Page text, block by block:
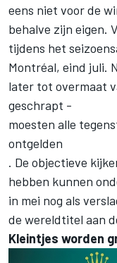
eens niet voor de
behalve zijn eigen.
tijdens het
Montréal, eind juli.
later tot overmaat
geschrapt -
moesten alle
ontgelden
. De objectieve
hebben kunnen
in mei nog als
de wereldtitel aan
Kleintjes worden